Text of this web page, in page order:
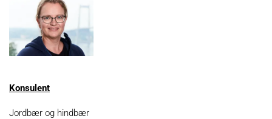
Konsulent
Jordbær og hindbær